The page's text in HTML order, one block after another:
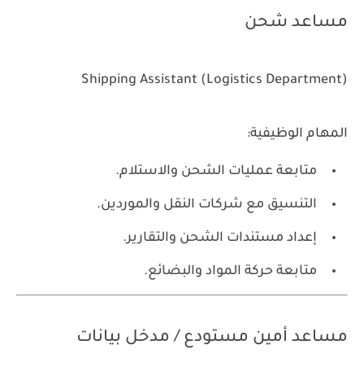
مساعد شحن
Shipping Assistant (Logistics Department)
المهام الوظيفية:
متابعة عمليات الشحن والاستلام.
التنسيق مع شركات النقل والموردين.
إعداد مستندات الشحن والتقارير.
متابعة حركة المواد والبضائع.
مساعد أمين مستودع / مدخل بيانات